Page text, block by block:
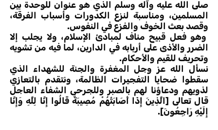
صلى الله عليه وآله وسلم الذي هو عنوان للوحدة بين
المسلمين، ومناسبة لنزع الكدورات وأسباب الفرقة،
وقصد بعث الخوف والفزع في النفوس.
وهو فعل قبيح مناف لمبادئ الإسلام، ولا يجلب إلا
الضرر والأذى على أربابه في الدارين، لما فيه من تشويه
وتحريف للقيم والأحكام.
نسأل الله عز وجل المغفرة والجنة للشهداء الذي
سقطوا ضحايا التفجيرات الظالمة، ونتقدم بالتعازي
لذويهم ودعاؤنا لهم بالصبر وللجرحى الشفاء العاجل
قال تعالى [الَّذِينَ إِذَا أَصَابَتْهُمْ مُصِيبَةٌ قَالُوا إِنَّا لِلَّهِ وَإِنَّا
إِلَيْهِ رَاجِعُونَ].